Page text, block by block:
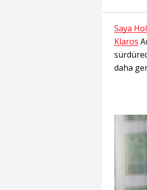
Saya
Klaros
daha